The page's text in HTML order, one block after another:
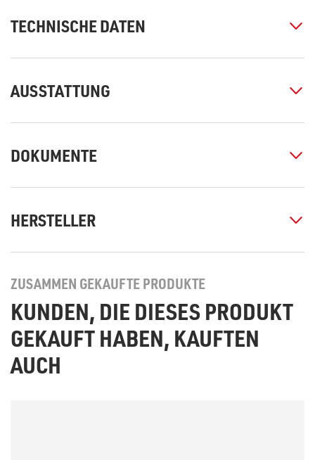
TECHNISCHE DATEN
AUSSTATTUNG
DOKUMENTE
HERSTELLER
ZUSAMMEN GEKAUFTE PRODUKTE
KUNDEN, DIE DIESES PRODUKT
GEKAUFT HABEN, KAUFTEN
AUCH